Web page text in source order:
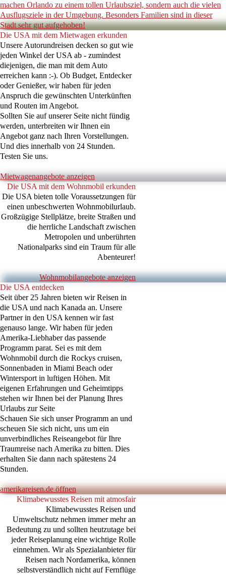
machen Orlando zu einem tollen Urlaubsziel, sondern auch die vielen
Ausflugsziele in der Umgebung. Besonders Familien sind in dieser
Stadt sehr gut aufgehoben!
Die USA mit dem Mietwagen erkunden
Unsere Autorundreisen decken so gut wie
jeden Winkel der USA ab - zumindest
diejenigen, die man mit dem Auto
erreichen kann :-). Ob Budget, Entdecker
oder Genießer, wir haben für jeden
Anspruch die gewünschten Unterkünften
und Routen im Angebot.
Sollten Sie auf unserer Seite nicht fündig
werden, unterbreiten wir Ihnen ein
Angebot ganz nach Ihren Vorstellungen.
Und dies innerhalb von 24 Stunden.
Testen Sie uns.
Mietwagenangebote anzeigen
Die USA mit dem Wohnmobil erkunden
Die USA bieten tolle Voraussetzungen für
einen unbeschwerten Wohnmobilurlaub.
Großzügige Stellplätze, breite Straßen und
die herrliche Landschaft zwischen
Metropolen und unberührten
Nationalparks sind ein Traum für alle
Abenteurer!
Wohnmobilangebote anzeigen
Die USA entdecken
Seit über 25 Jahren bieten wir Reisen in
die USA und nach Kanada an. Unsere
Partner in den USA kennen wir fast
genauso lange. Wir haben für jeden
Amerika-Liebhaber das passende
Programm parat. Sei es mit dem
Wohnmobil durch die Rockys cruisen,
Sonnenbaden in Miami Beach oder
Wintersport in luftigen Höhen. Mit
eigenen Erfahrungen und Geheimtipps
stehen wir Ihnen bei der Planung Ihres
Urlaubs zur Seite
Schauen Sie sich unser Programm an und
scheuen Sie sich nicht, uns um ein
unverbindliches Reiseangebot für Ihre
Traumreise nach Amerika zu bitten. Dies
erhalten Sie dann nach spätestens 24
Stunden.
amerikareisen.de öffnen
Klimabewusstes Reisen mit atmosfair
Klimabewusstes Reisen und
Umweltschutz nehmen immer mehr an
Bedeutung zu und sollten heutzutage bei
jeder Reiseplanung eine wichtige Rolle
einnehmen. Wir als Spezialanbieter für
Reisen nach Nordamerika, können
selbstverständlich nicht auf Fernflüge